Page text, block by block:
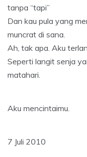
tanpa “tapi”
Dan kau pula yang
muncrat di sana.
Ah, tak apa. Aku
Seperti langit senja
matahari.
Aku mencintaimu.
7 Juli 2010